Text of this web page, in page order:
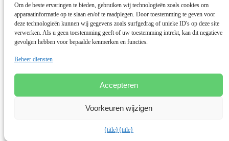
Om de beste ervaringen te bieden, gebruiken wij technologieën zoals cookies om
apparaatinformatie op te slaan en/of te raadplegen. Door toestemming te geven voor
deze technologieën kunnen wij gegevens zoals surfgedrag of unieke ID's op deze site
verwerken. Als u geen toestemming geeft of uw toestemming intrekt, kan dit negatieve
gevolgen hebben voor bepaalde kenmerken en functies.
Beheer diensten
Accepteren
Voorkeuren wijzigen
{title}{title}
www.carinasampers.nl
BTW-id: NL001833928B47
KvK: 72690895
Algemene voorwaarden
Privacybeleid OEEC
© 2026 Deze website draait op het websitesysteem